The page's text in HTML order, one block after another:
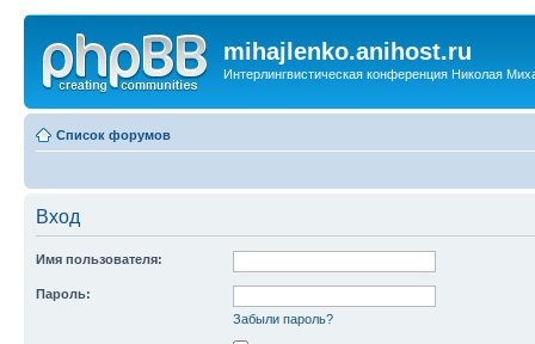
mihajlenko.anihost.ru
Интерлингвистическая конференция Николая
Список форумов
Вход
Имя пользователя:
Пароль:
Забыли пароль?